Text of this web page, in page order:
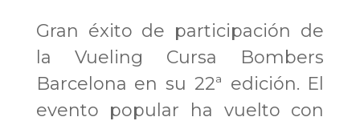
Gran éxito de participación de
la Vueling Cursa Bombers
Barcelona en su 22ª edición. El
evento popular ha vuelto con